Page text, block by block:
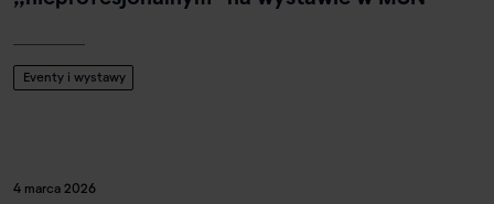
Eventy i wystawy
4 marca 2026